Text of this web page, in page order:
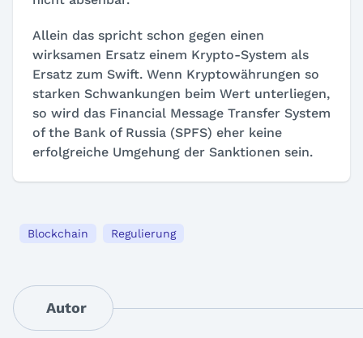
Allein das spricht schon gegen einen
wirksamen Ersatz einem Krypto-System als
Ersatz zum Swift. Wenn Kryptowährungen so
starken Schwankungen beim Wert unterliegen,
so wird das Financial Message Transfer System
of the Bank of Russia (SPFS) eher keine
erfolgreiche Umgehung der Sanktionen sein.
Blockchain Regulierung
Autor